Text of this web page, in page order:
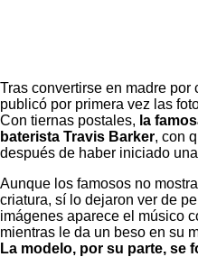
Tras convertirse en madre por
publicó por primera vez las
Con tiernas postales, la
baterista Travis Barker, con
después de haber iniciado
Aunque los famosos no
criatura, sí lo dejaron ver de
imágenes aparece el músico
mientras le da un beso en su
La modelo, por su parte, se